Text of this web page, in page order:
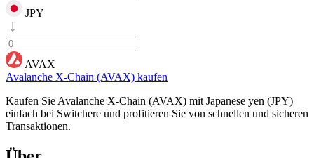
JPY
AVAX
Avalanche X-Chain (AVAX) kaufen
Kaufen Sie Avalanche X-Chain (AVAX) mit Japanese yen (JPY)
einfach bei Switchere und profitieren Sie von schnellen und sicheren
Transaktionen.